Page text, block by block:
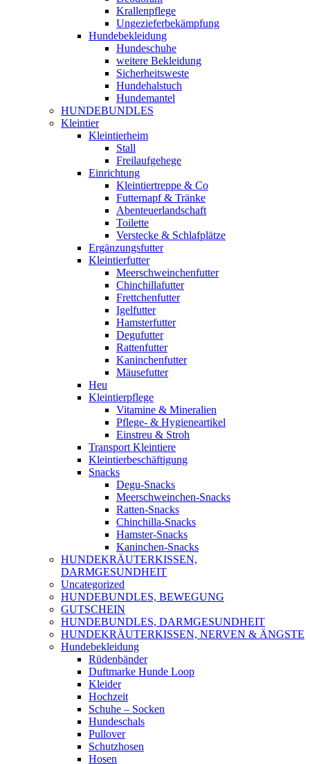
Krallenpflege
Ungezieferbekämpfung
Hundebekleidung
Hundeschuhe
weitere Bekleidung
Sicherheitsweste
Hundehalstuch
Hundemantel
HUNDEBUNDLES
Kleintier
Kleintierheim
Stall
Freilaufgehege
Einrichtung
Kleintiertreppe & Co
Futternapf & Tränke
Abenteuerlandschaft
Toilette
Verstecke & Schlafplätze
Ergänzungsfutter
Kleintierfutter
Meerschweinchenfutter
Chinchillafutter
Frettchenfutter
Igelfutter
Hamsterfutter
Degufutter
Rattenfutter
Kaninchenfutter
Mäusefutter
Heu
Kleintierpflege
Vitamine & Mineralien
Pflege- & Hygieneartikel
Einstreu & Stroh
Transport Kleintiere
Kleintierbeschäftigung
Snacks
Degu-Snacks
Meerschweinchen-Snacks
Ratten-Snacks
Chinchilla-Snacks
Hamster-Snacks
Kaninchen-Snacks
HUNDEKRÄUTERKISSEN,
DARMGESUNDHEIT
Uncategorized
HUNDEBUNDLES, BEWEGUNG
GUTSCHEIN
HUNDEBUNDLES, DARMGESUNDHEIT
HUNDEKRÄUTERKISSEN, NERVEN & ÄNGSTE
Hundebekleidung
Rüdenbänder
Duftmarke Hunde Loop
Kleider
Hochzeit
Schuhe – Socken
Hundeschals
Pullover
Schutzhosen
Hosen